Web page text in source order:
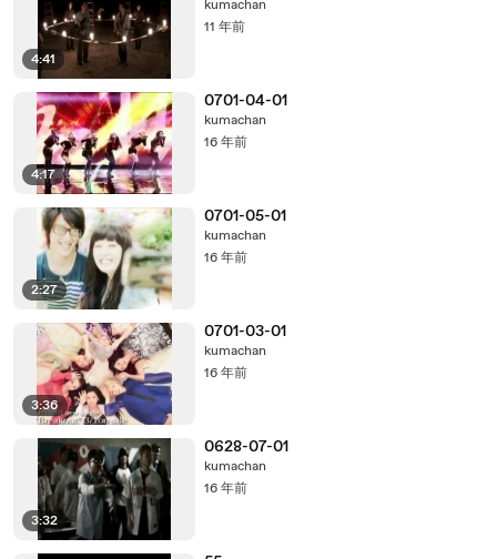
4:41
kumachan
11 年前
4:17
0701-04-01
kumachan
16 年前
2:27
0701-05-01
kumachan
16 年前
3:36
0701-03-01
kumachan
16 年前
3:32
0628-07-01
kumachan
16 年前